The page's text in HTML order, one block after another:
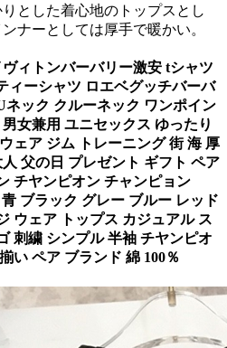
とした着心地のトップスとし
ナーとしては厚手で暖かい。
ィトンバーバリー激安 tシャツ
ィーシャツ ロエベグッチバーバ
ネック クルーネック ワンポイン
女兼用 ユニセックス ゆったり
ェア ジム トレーニング 街 海 厚
父の日 プレゼント ギフト ペア
チヤンピオン チャンピョン
ブラック グレー ブルー レッド
ウェア トップス カジュアル ス
刺繍 シンプル 半袖 チヤンピオ
い ペア ブランド 綿 100％